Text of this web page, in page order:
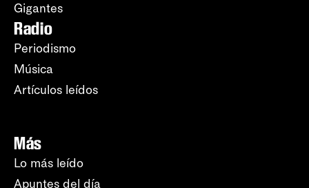
Gigantes
Radio
Periodismo
Música
Artículos leídos
Más
Lo más leído
Apuntes del día